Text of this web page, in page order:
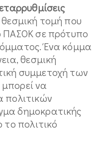
τομή που
ΠΑΣΟΚ σε πρότυπο
Ένα κόμμα
θεσμική
συμμετοχή των
να
πολιτικών
δημοκρατικής
το πολιτικό